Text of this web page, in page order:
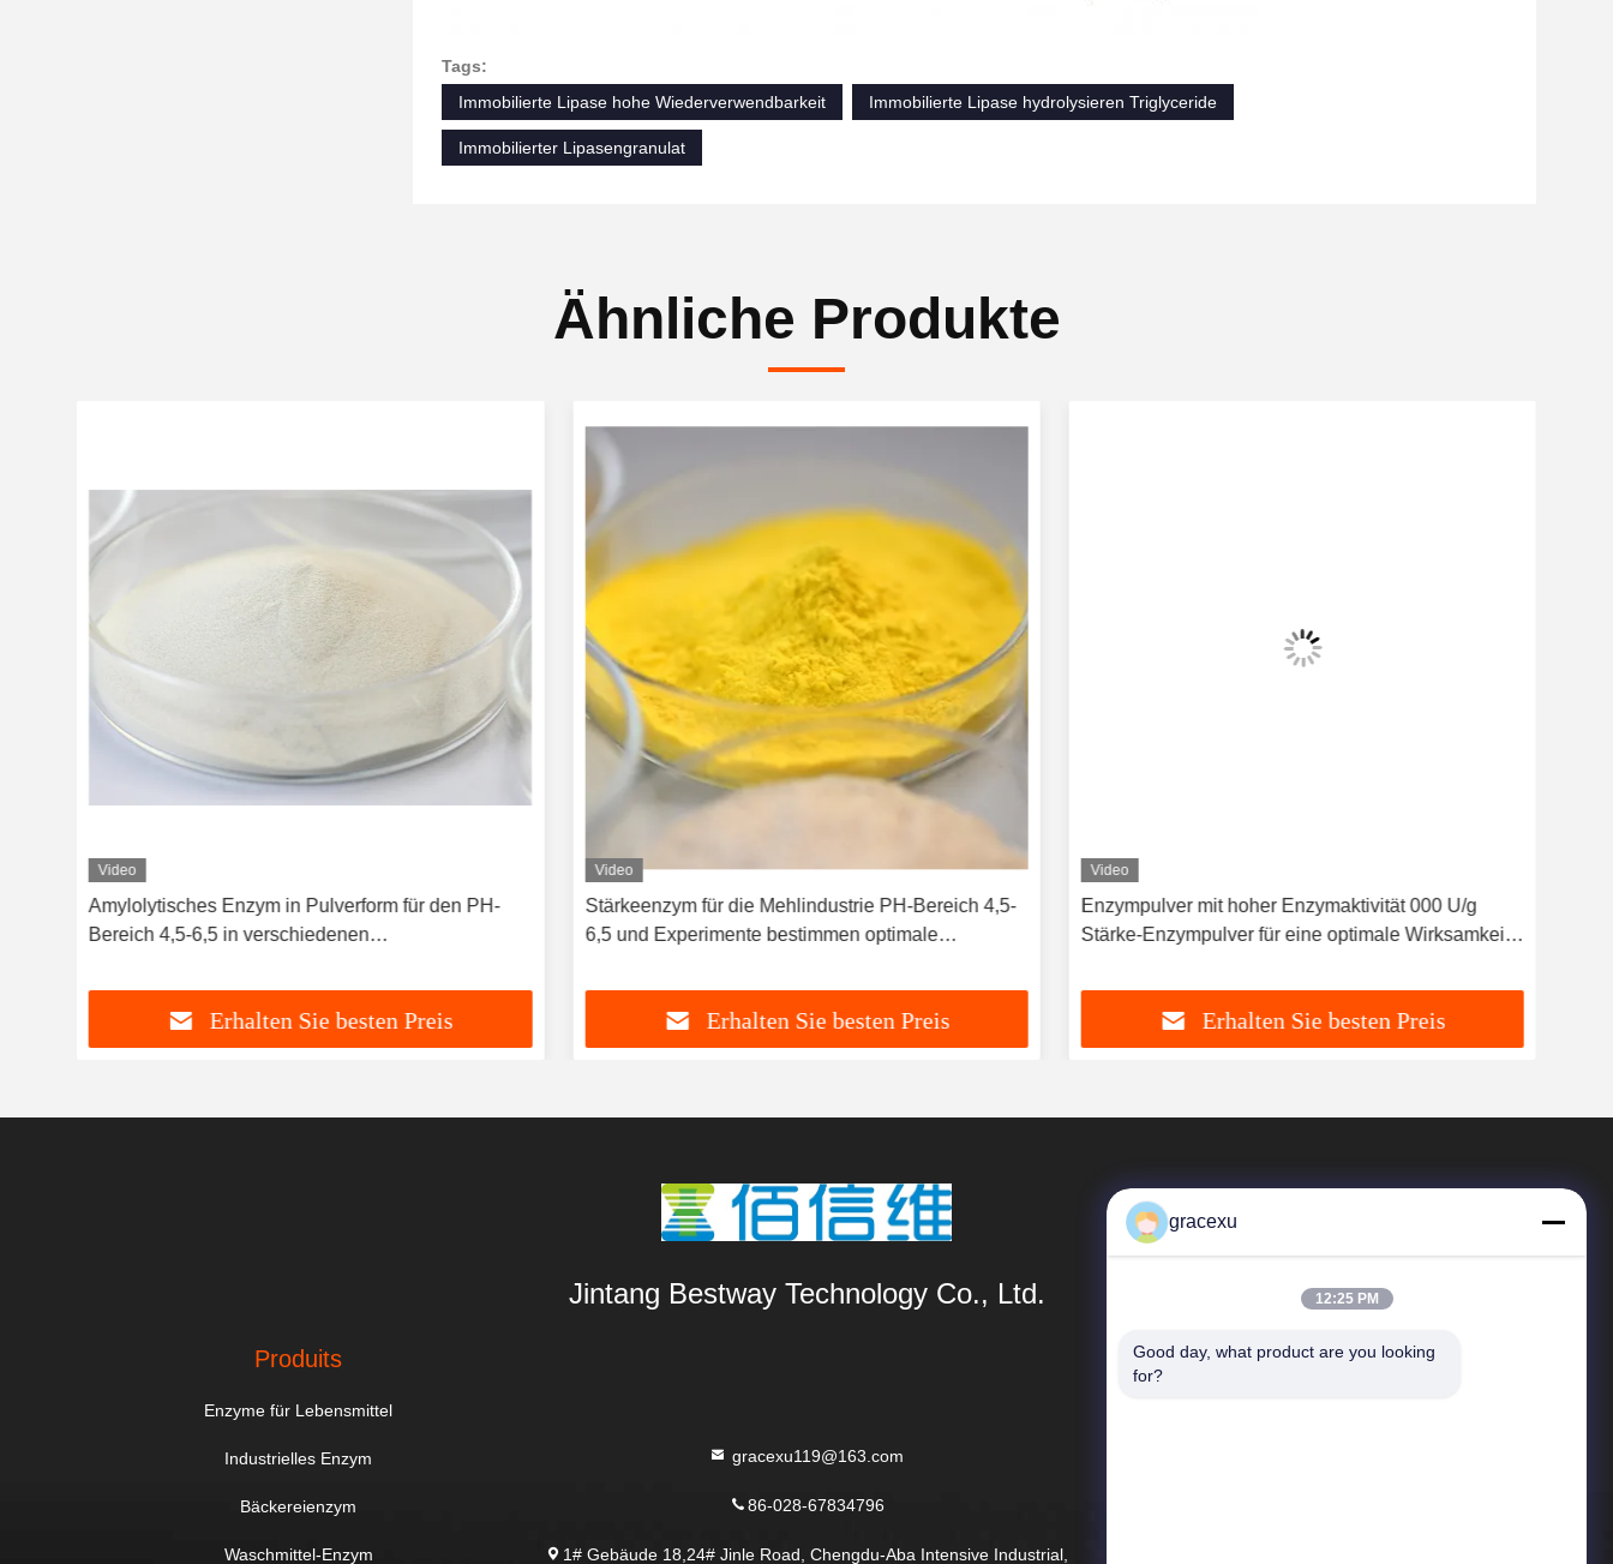
Tags:
Immobilierte Lipase hohe Wiederverwendbarkeit
Immobilierte Lipase hydrolysieren Triglyceride
Immobilierter Lipasengranulat
Ähnliche Produkte
Video
Amylolytisches Enzym in Pulverform für den PH-
Bereich 4,5-6,5 in verschiedenen
Erhalten Sie besten Preis
Video
Stärkeenzym für die Mehlindustrie PH-Bereich 4,5-
6,5 und Experimente bestimmen optimale
Erhalten Sie besten Preis
Video
Enzympulver mit hoher Enzymaktivität 000 U/g
Stärke-Enzympulver für eine optimale Wirksamkeit
Erhalten Sie besten Preis
Jintang Bestway Technology Co., Ltd.
Produits
Enzyme für Lebensmittel
Industrielles Enzym
Bäckereienzym
Waschmittel-Enzym
gracexu119@163.com
86-028-67834796
1# Gebäude 18,24# Jinle Road, Chengdu-Aba Intensive Industrial,
Schnelle Verbindungen
gracexu
12:25 PM
Good day, what product are you looking
for?